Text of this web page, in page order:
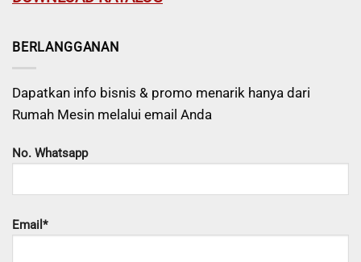
BERLANGGANAN
Dapatkan info bisnis & promo menarik hanya dari
Rumah Mesin melalui email Anda
No. Whatsapp
Email*